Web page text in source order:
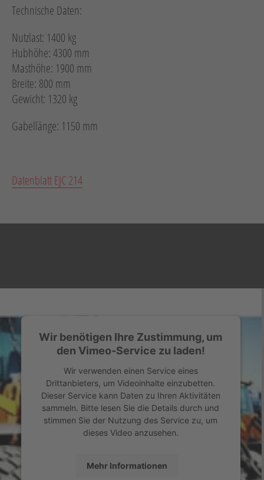
Technische Daten:
Nutzlast: 1400 kg
Hubhöhe: 4300 mm
Masthöhe: 1900 mm
Breite: 800 mm
Gewicht: 1320 kg
Gabellänge: 1150 mm
Datenblatt EJC 214
Wir benötigen Ihre Zustimmung, um
den Vimeo-Service zu laden!
Wir verwenden einen Service eines
Drittanbieters, um Videoinhalte einzubetten.
Dieser Service kann Daten zu Ihren Aktivitäten
sammeln. Bitte lesen Sie die Details durch und
stimmen Sie der Nutzung des Service zu, um
dieses Video anzusehen.
Mehr Informationen